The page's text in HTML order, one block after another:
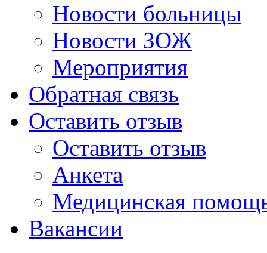
Новости больницы
Новости ЗОЖ
Мероприятия
Обратная связь
Оставить отзыв
Оставить отзыв
Анкета
Медицинская
Вакансии